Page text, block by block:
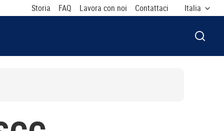
Storia FAQ Lavora con noi Contattaci Italia
APRI